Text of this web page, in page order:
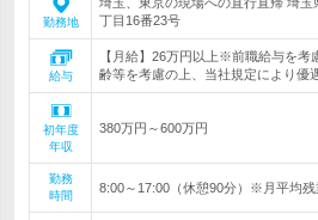
勤務地
丁目16番23号
給与
【月給】26万円以上※前職給与を
齢等を考慮の上、当社規定により優
初年度
年収
380万円～600万円
勤務
時間
8:00～17:00（休憩90分）※月平均残